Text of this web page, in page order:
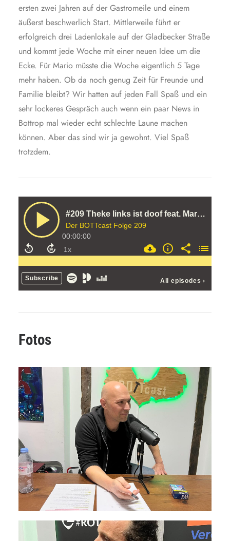
ersten zwei Jahren auf der Gastromeile und einem
äußerst beschwerlich Start. Mittlerweile führt er
erfolgreich drei Ladenlokale auf der Gladbecker Straße
und kommt jede Woche mit einer neuen Idee um die
Ecke. Für Mario müsste die Woche eigentlich 5 Tage
mehr haben. Ob da noch genug Zeit für Freunde und
Familie bleibt? Wir hatten auf jeden Fall Spaß und ein
sehr lockeres Gespräch auch wenn ein paar News in
Bottrop mal wieder echt schlechte Laune machen
können. Aber das sind wir ja gewohnt. Viel Spaß
trotzdem.
Fotos